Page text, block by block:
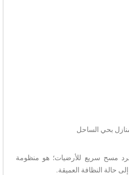
بحي الساحل
مسح سريع للأرضيات؛ هو منظومة
حالة النظافة العميقة.